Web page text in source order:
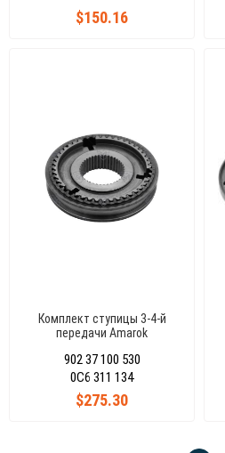
$150.16
Комплект ступицы 3-4-й
передачи Amarok
902 37 100 530
$275.30
0C6 311 134